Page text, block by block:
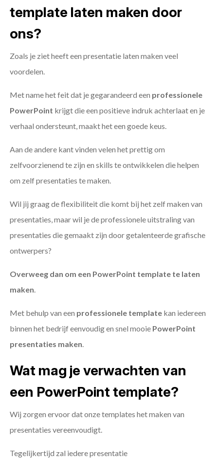
template laten maken door
ons?
Zoals je ziet heeft een presentatie laten maken veel
voordelen.
Met name het feit dat je gegarandeerd een professionele
PowerPoint krijgt die een positieve indruk achterlaat en je
verhaal ondersteunt, maakt het een goede keus.
Aan de andere kant vinden velen het prettig om
zelfvoorzienend te zijn en skills te ontwikkelen die helpen
om zelf presentaties te maken.
Wil jij graag de flexibiliteit die komt bij het zelf maken van
presentaties, maar wil je de professionele uitstraling van
presentaties die gemaakt zijn door getalenteerde grafische
ontwerpers?
Overweeg dan om een PowerPoint template te laten
maken.
Met behulp van een professionele template kan iedereen
binnen het bedrijf eenvoudig en snel mooie PowerPoint
presentaties maken.
Wat mag je verwachten van
een PowerPoint template?
Wij zorgen ervoor dat onze templates het maken van
presentaties vereenvoudigt.
Tegelijkertijd zal iedere presentatie